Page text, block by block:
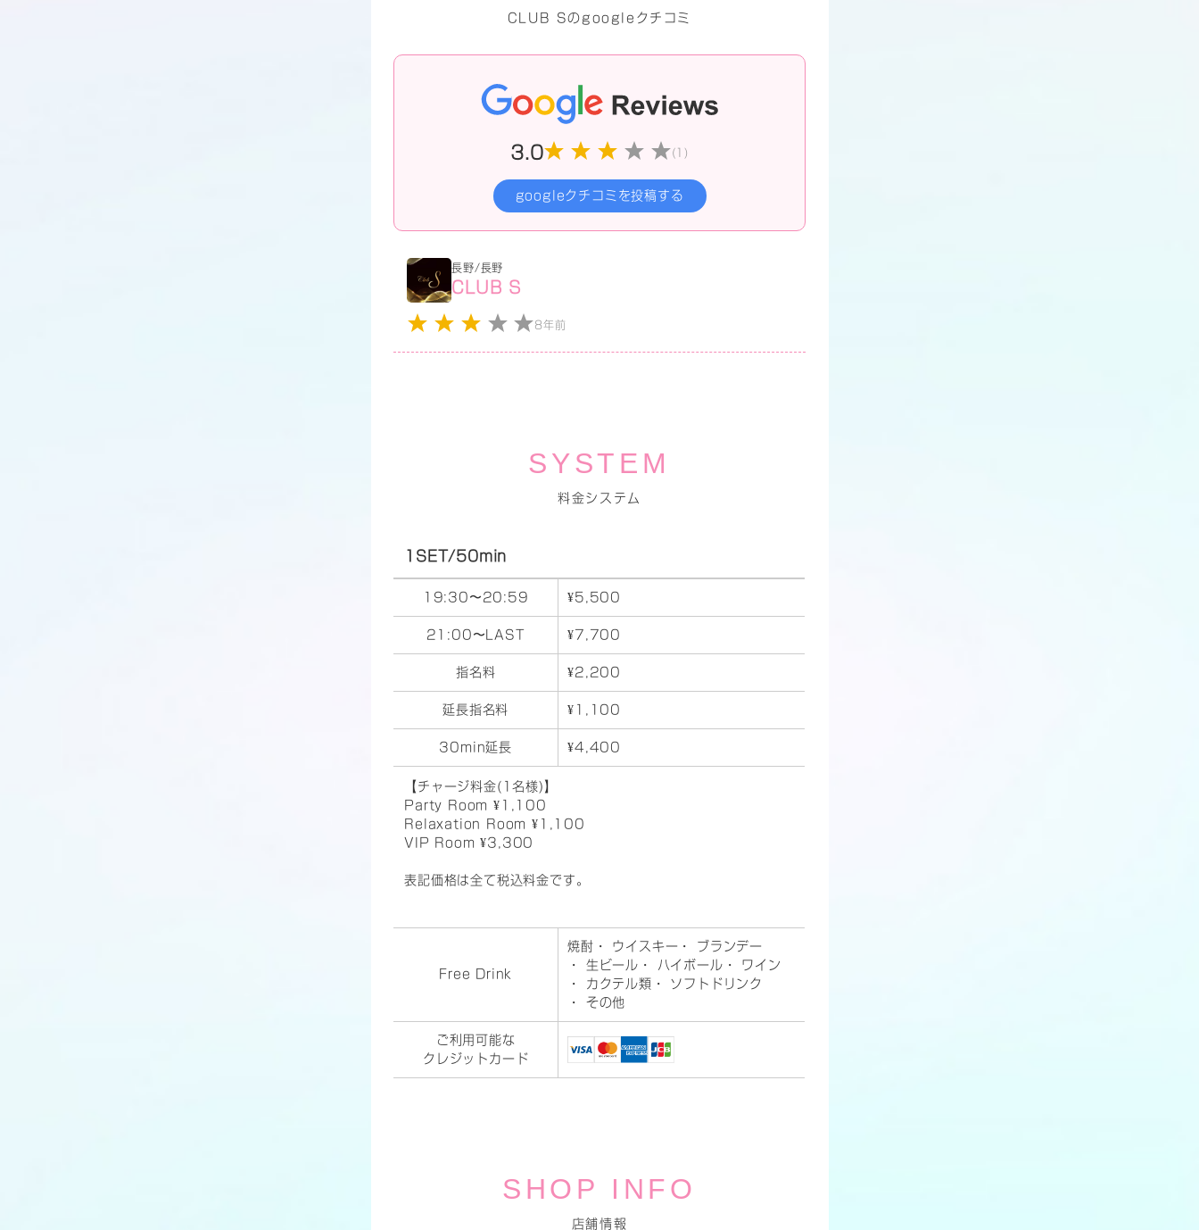
CLUB Sのgoogleクチコミ
3.0 (1)
googleクチコミを投稿する
長野/長野
CLUB S
8年前
SYSTEM
料金システム
1SET/50min
19:30〜20:59 ¥5,500
21:00〜LAST ¥7,700
指名料 ¥2,200
延長指名料 ¥1,100
30min延長 ¥4,400
【チャージ料金(1名様)】
Party Room ¥1,100
Relaxation Room ¥1,100
VIP Room ¥3,300
表記価格は全て税込料金です。
Free Drink
焼酎 ・ ウイスキー ・ ブランデー
・ 生ビール ・ ハイボール ・ ワイン
・ カクテル類 ・ ソフトドリンク
・ その他
ご利用可能な
クレジットカード
SHOP INFO
店舗情報